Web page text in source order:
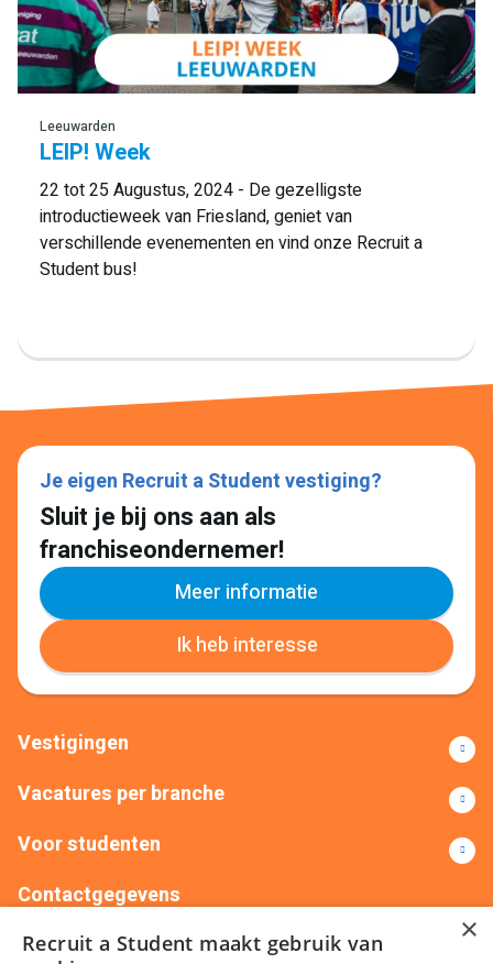
Lees meer
Leeuwarden
LEIP! Week
22 tot 25 Augustus, 2024 - De gezelligste
introductieweek van Friesland, geniet van
verschillende evenementen en vind onze Recruit a
Student bus!
Je eigen Recruit a Student vestiging?
Sluit je bij ons aan als
franchiseondernemer!
Meer informatie
Ik heb interesse
Vestigingen
Vacatures per branche
Voor studenten
Contactgegevens
+31(0)88 522 00 76 info@recruitastudent.nl ×
Recruit a Student maakt gebruik van